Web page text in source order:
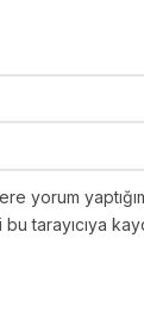
yorum
tarayıcıya